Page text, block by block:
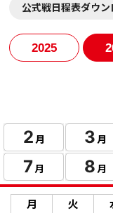
公式戦日程表ダウン
2025
2 月 3 月
7月 8 月
月 火